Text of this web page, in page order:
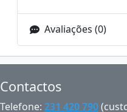
Avaliações (0)
Contactos
Telefone: 231 420 790